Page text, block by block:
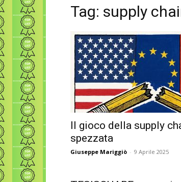
Tag: supply
Il gioco della supply
spezzata
Giuseppe Mariggiò - 9 Aprile 2025